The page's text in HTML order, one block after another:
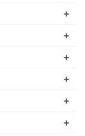
+
+
+
+
+
+